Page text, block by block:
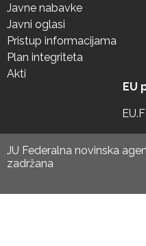
Javne nabavke
Javni oglasi
Pristup informacijama
Plan integriteta
Akti
EU
JU Federalna novinska
zadržana